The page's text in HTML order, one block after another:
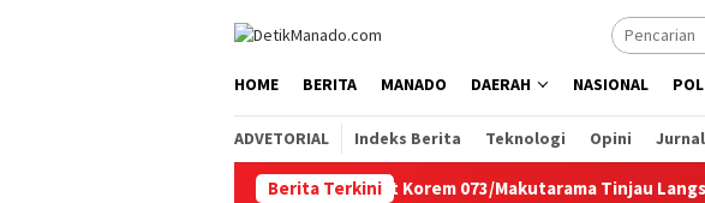
HOME BERITA MANADO DAERAH NASIONAL
ADVETORIAL Indeks Berita Teknologi Opini
Berita Terkini
Persit Korem 073/Makutarama Tinjau Langsung